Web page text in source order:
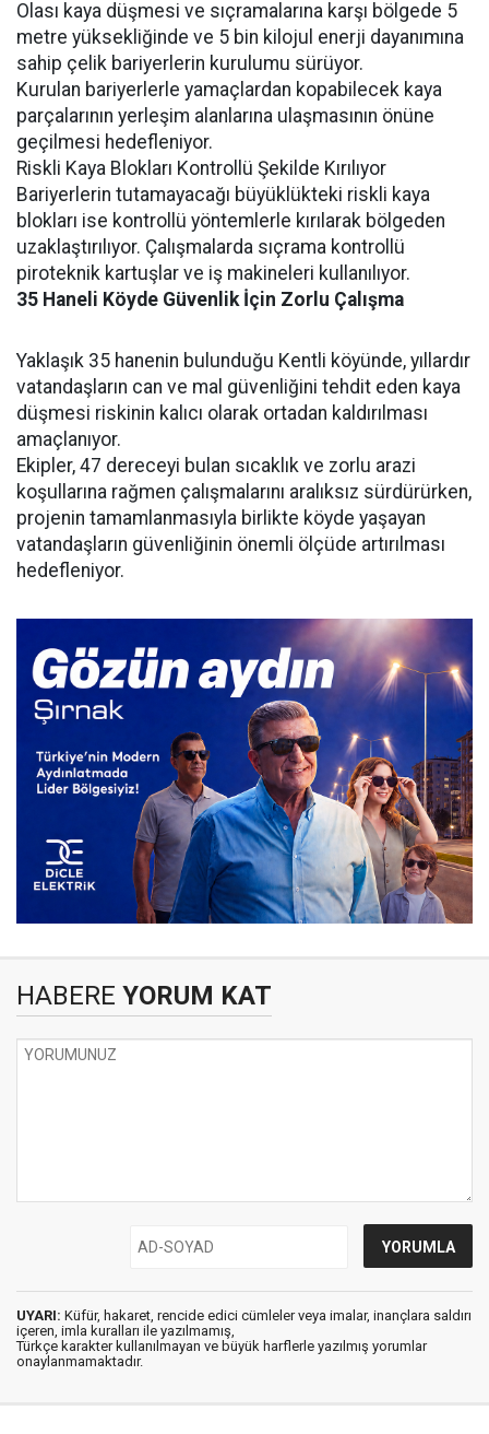
Olası kaya düşmesi ve sıçramalarına karşı bölgede 5
metre yüksekliğinde ve 5 bin kilojul enerji dayanımına
sahip çelik bariyerlerin kurulumu sürüyor.
Kurulan bariyerlerle yamaçlardan kopabilecek kaya
parçalarının yerleşim alanlarına ulaşmasının önüne
geçilmesi hedefleniyor.
Riskli Kaya Blokları Kontrollü Şekilde Kırılıyor
Bariyerlerin tutamayacağı büyüklükteki riskli kaya
blokları ise kontrollü yöntemlerle kırılarak bölgeden
uzaklaştırılıyor. Çalışmalarda sıçrama kontrollü
piroteknik kartuşlar ve iş makineleri kullanılıyor.
35 Haneli Köyde Güvenlik İçin Zorlu Çalışma
Yaklaşık 35 hanenin bulunduğu Kentli köyünde, yıllardır
vatandaşların can ve mal güvenliğini tehdit eden kaya
düşmesi riskinin kalıcı olarak ortadan kaldırılması
amaçlanıyor.
Ekipler, 47 dereceyi bulan sıcaklık ve zorlu arazi
koşullarına rağmen çalışmalarını aralıksız sürdürürken,
projenin tamamlanmasıyla birlikte köyde yaşayan
vatandaşların güvenliğinin önemli ölçüde artırılması
hedefleniyor.
HABERE YORUM KAT
UYARI: Küfür, hakaret, rencide edici cümleler veya imalar, inançlara saldırı
içeren, imla kuralları ile yazılmamış,
Türkçe karakter kullanılmayan ve büyük harflerle yazılmış yorumlar
onaylanmamaktadır.